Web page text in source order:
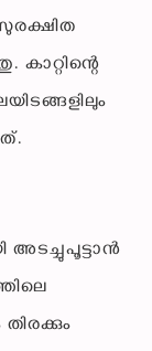
അടച്ചുപൂട്ടാൻ